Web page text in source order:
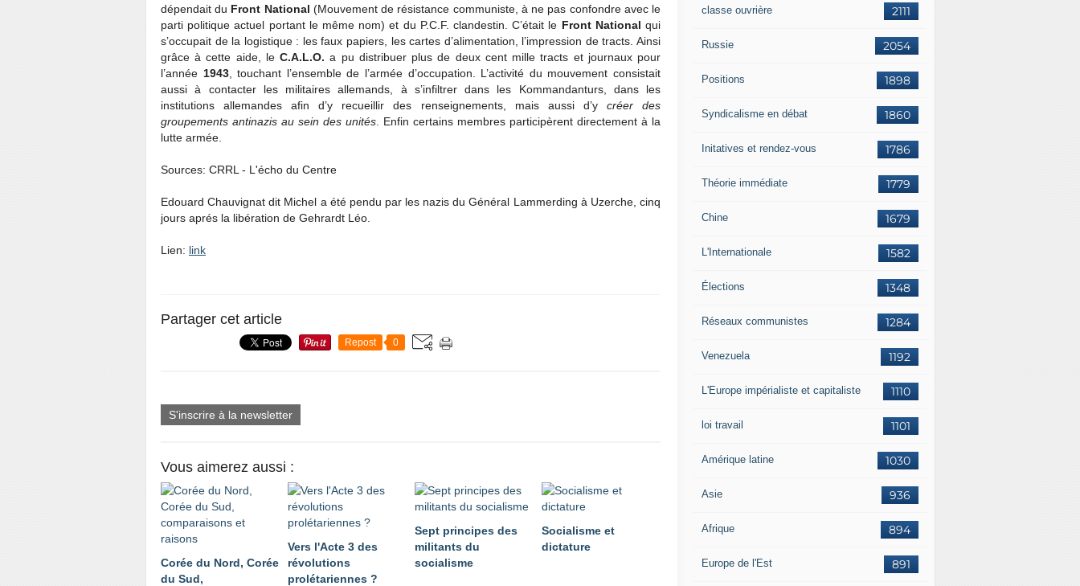
dépendait du Front National (Mouvement de résistance communiste, à ne pas confondre avec le
parti politique actuel portant le même nom) et du P.C.F. clandestin. C’était le Front National qui
s’occupait de la logistique : les faux papiers, les cartes d’alimentation, l’impression de tracts. Ainsi
grâce à cette aide, leC.A.L.O. a pu distribuer plus de deux cent mille tracts et journaux pour
l’année 1943, touchant l’ensemble de l’armée d’occupation. L’activité du mouvement consistait
aussi à contacter les militaires allemands, à s’infiltrer dans les Kommandanturs, dans les
institutions allemandes afin d’y recueillir des renseignements, mais aussi d’y créer des
groupements antinazis au sein des unités . Enfin certains membres participèrent directement à la
lutte armée.
Sources: CRRL - L'écho du Centre
Edouard Chauvignat dit Michel a été pendu par les nazis du Général Lammerding à Uzerche, cinq
jours aprés la libération de Gehrardt Léo.
Lien: link
Partager cet article
Repost 0
S'inscrire à la newsletter
Vous aimerez aussi :
Corée du Nord, Corée
du Sud,
Vers l'Acte 3 des
révolutions
prolétariennes ?
Sept principes des
militants du
socialisme
Socialisme et
dictature
2111
classe ouvrière
2054
Russie
1898
Positions
1860
Syndicalisme en débat
1786
Initatives et rendez-vous
1779
Théorie immédiate
1679
Chine
1582
L'Internationale
1348
Élections
1284
Réseaux communistes
1192
Venezuela
1110
L'Europe impérialiste et capitaliste
1101
loi travail
1030
Amérique latine
936
Asie
894
Afrique
891
Europe de l'Est